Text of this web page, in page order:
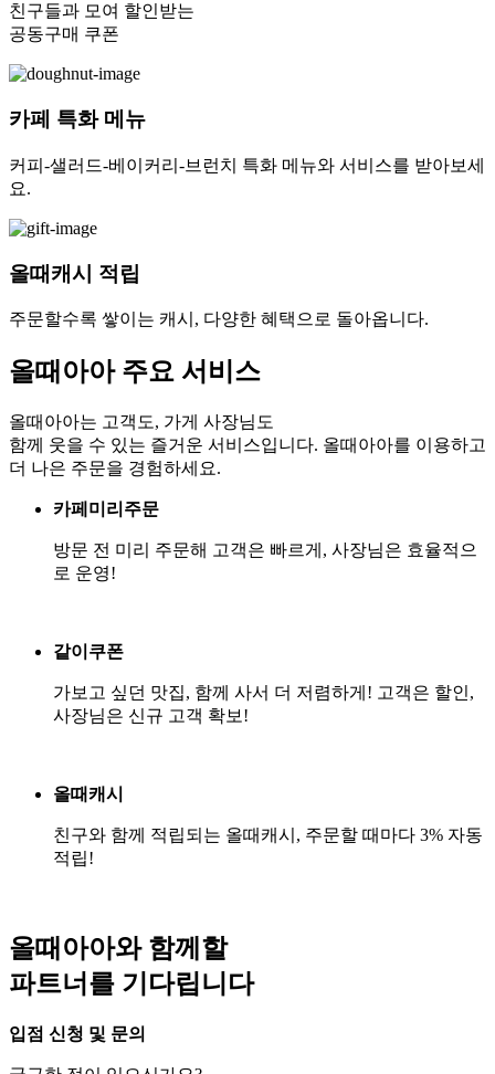
친구들과 모여 할인받는
공동구매 쿠폰
카페 특화 메뉴
커피-샐러드-베이커리-브런치 특화 메뉴와 서비스를 받아보세
요.
올때캐시 적립
주문할수록 쌓이는 캐시, 다양한 혜택으로 돌아옵니다.
올때아아 주요 서비스
올때아아는 고객도, 가게 사장님도
함께 웃을 수 있는 즐거운 서비스입니다. 올때아아를 이용하고
더 나은 주문을 경험하세요.
카페미리주문
방문 전 미리 주문해 고객은 빠르게, 사장님은 효율적으
로 운영!
같이쿠폰
가보고 싶던 맛집, 함께 사서 더 저렴하게! 고객은 할인,
사장님은 신규 고객 확보!
올때캐시
친구와 함께 적립되는 올때캐시, 주문할 때마다 3% 자동
적립!
올때아아와 함께할
파트너를 기다립니다
입점 신청 및 문의